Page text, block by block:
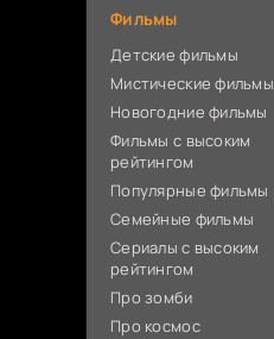
Фильмы
Детские фильмы
Мистические фильмы
Новогодние фильмы
Фильмы с высоким
рейтингом
Популярные фильмы
Семейные фильмы
Сериалы с высоким
рейтингом
Про зомби
Про космос